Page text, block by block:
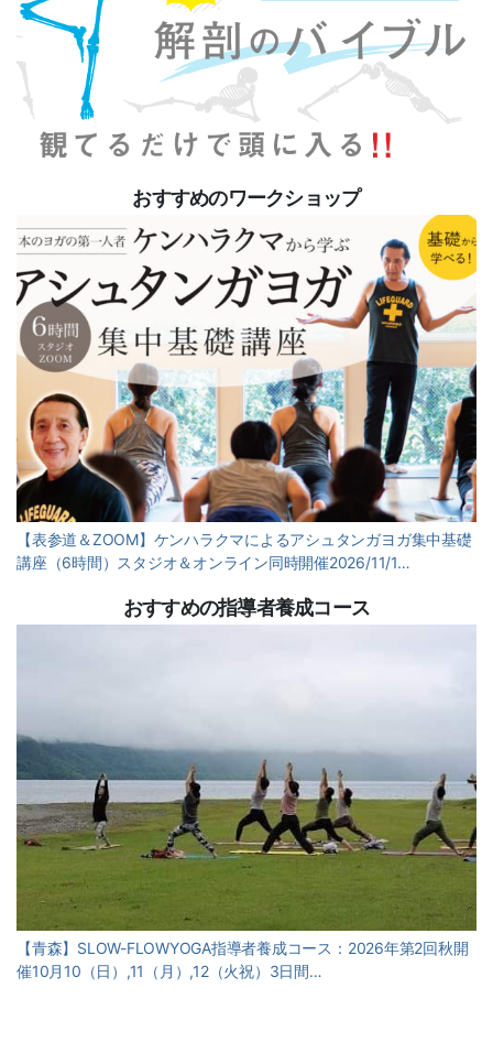
おすすめのワークショップ
【表参道＆ZOOM】ケンハラクマによるアシュタンガヨガ集中基礎
講座（6時間）スタジオ＆オンライン同時開催2026/11/1…
おすすめの指導者養成コース
【青森】SLOW-FLOWYOGA指導者養成コース：2026年第2回秋開
催10月10（日）,11（月）,12（火祝）3日間…